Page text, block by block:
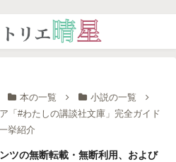
本の一覧
小説の一覧
「#わたしの講談社文庫」完全ガイド
挙紹介
ツの無断転載・無断利用、および